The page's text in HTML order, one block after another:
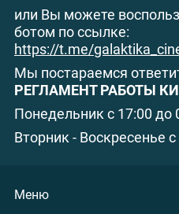
или Вы можете
ботом по ссылке:
https://t.me/
Мы постараемся
РЕГЛАМЕНТ РАБОТЫ
Понедельник с 17:00 до
Вторник - Воскресенье
Меню